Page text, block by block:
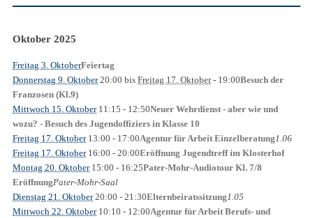
Oktober 2025
Freitag 3. OktoberFeiertag
Donnerstag 9. Oktober20:00 bis Freitag 17. Oktober- 19:00Besuch der
Franzosen (Kl.9)
Mittwoch 15. Oktober11:15 - 12:50Neuer Wehrdienst - aber wie und
wozu? - Besuch des Jugendoffiziers in Klasse 10
Freitag 17. Oktober13:00 - 17:00Agentur für Arbeit Einzelberatung 1.06
Freitag 17. Oktober16:00 - 20:00Eröffnung Jugendtreff im Klosterhof
Montag 20. Oktober15:00 - 16:25Pater-Mohr-Audiotour Kl. 7/8
EröffnungPater-Mohr-Saal
Dienstag 21. Oktober20:00 - 21:30Elternbeiratssitzung 1.05
Mittwoch 22. Oktober10:10 - 12:00Agentur für Arbeit Berufs- und